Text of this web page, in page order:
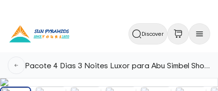
Discover
Pacote 4 Dias 3 Noites Luxor para Abu Simbel Short Break